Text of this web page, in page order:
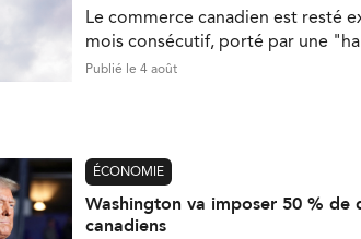
Le commerce canadien est resté
mois consécutif, porté par une
Publié le 4 août
ÉCONOMIE
Washington va imposer 50 %
canadiens